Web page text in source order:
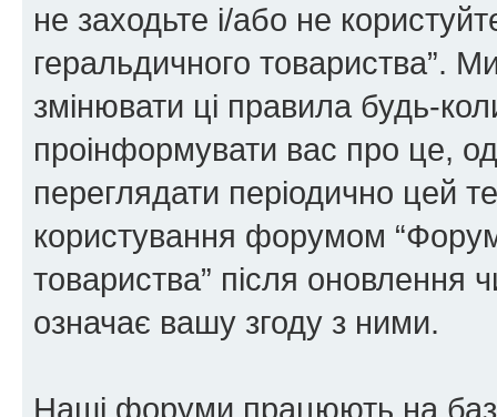
не заходьте і/або не
геральдичного товариства”.
змінювати ці правила будь-
проінформувати вас про це,
переглядати періодично цей
користування форумом
товариства” після оновлення
означає вашу згоду з ними.
Наші форуми працюють на